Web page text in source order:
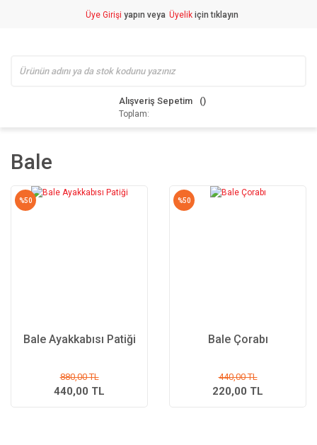
Üye Girişi yapın veya Üyelik için tıklayın
Alışveriş Sepetim
Toplam:
Bale
%50
Bale Ayakkabısı Patiği
440,00 TL
880,00 TL
%50
Bale Çorabı
220,00 TL
440,00 TL